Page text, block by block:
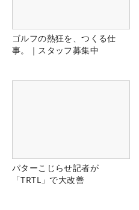
ゴルフの熱狂を、つくる仕
事。｜スタッフ募集中
パターこじらせ記者が
「TRTL」で大改善